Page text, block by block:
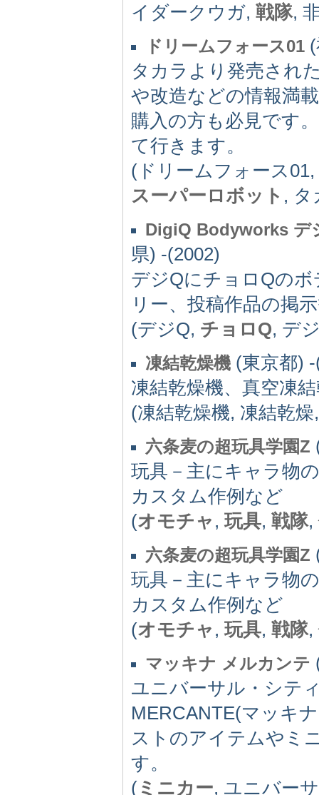
イダークウガ, 戦隊,
ドリームフォース01
タカラより発売され
や改造などの情報満
購入の方も必見です
て行きます。
(ドリームフォース
スーパーロボット , タ
DigiQ Bodyworks デ
県) -(2002)
デジQにチョロQの
リー、投稿作品の掲
(デジQ, チョロQ, デ
凍結乾燥機 (東京都)
凍結乾燥機、真空凍
(凍結乾燥機, 凍結乾
六条麦の超玩具学園Z
玩具－主にキャラ物
カスタム作例など
(オモチャ , 玩具, 戦隊,
六条麦の超玩具学園Z
玩具－主にキャラ物
カスタム作例など
(オモチャ , 玩具, 戦隊,
マッキナ メルカンテ
ユニバーサル・シテ
MERCANTE(マッキ
ストのアイテムやミ
す。
( ミニカー, ユニバー